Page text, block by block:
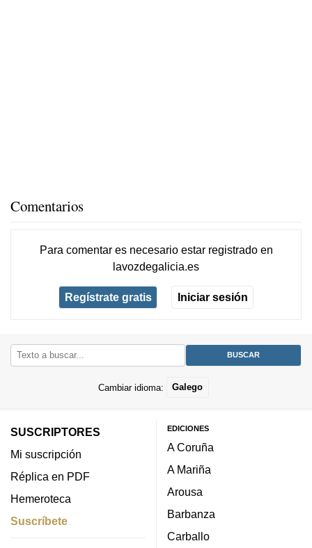
Comentarios
Para comentar es necesario estar registradoen
lavozdegalicia.es
Regístrate gratis Iniciar sesión
Cambiar idioma: Galego
SUSCRIPTORES
Mi suscripción
Réplica en PDF
Hemeroteca
Suscríbete
EDICIONES
A Coruña
A Mariña
Arousa
Barbanza
Carballo